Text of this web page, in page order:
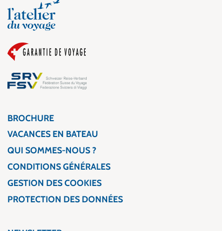
BROCHURE
VACANCES EN BATEAU
QUI SOMMES-NOUS ?
CONDITIONS GÉNÉRALES
GESTION DES COOKIES
PROTECTION DES DONNÉES